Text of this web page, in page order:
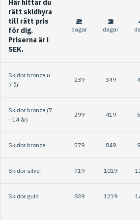
Här hittar du
rätt skidhyra
till rätt pris
för dig.
Priserna är i
SEK.
2
dagar
3
dagar
Skidor bronze u.
7 år
239 349
Skidor bronze (7
- 14 år)
299 419
Skidor bronze 579 849
Skidor silver 719 1019
Skidor guld 839 1219